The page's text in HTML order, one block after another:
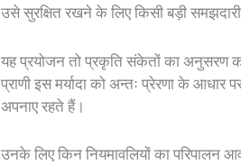
उसे सुरक्षित रखने के लिए किसी बड़ी
यह प्रयोजन तो प्रकृति संकेतों का अनुसरण
प्राणी इस मर्यादा को अन्तः प्रेरणा के
अपनाए रहते हैं।
उनके लिए किन नियमावलियों का परिपालन